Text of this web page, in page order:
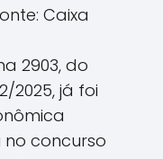
Caixa
2903, do
2025, já foi
no concurso